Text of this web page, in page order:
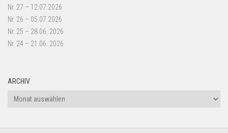
Nr. 27 – 12.07.2026
Nr. 26 – 05.07.2026
Nr. 25 – 28.06..2026
Nr. 24 – 21.06..2026
ARCHIV
Archiv